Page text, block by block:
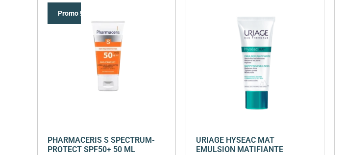
URIAGE HYSEAC MAT
EMULSION MATIFIANTE
Promo !
PHARMACERIS S SPECTRUM-
PROTECT SPF50+ 50 ML